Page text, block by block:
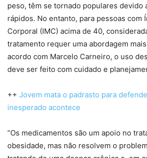
peso, têm se tornado populares devido
rápidos. No entanto, para pessoas com
Corporal (IMC) acima de 40,
tratamento requer uma abordagem
acordo com Marcelo Carneiro, o uso
deve ser feito com cuidado e
++ Jovem mata o padrasto para
inesperado acontece
“Os medicamentos são um apoio no
obesidade, mas não resolvem o